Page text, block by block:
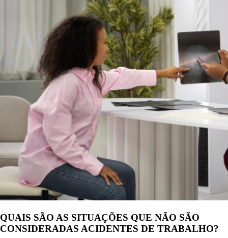
QUAIS SÃO AS SITUAÇÕES QUE NÃO SÃO
CONSIDERADAS ACIDENTES DE TRABALHO?